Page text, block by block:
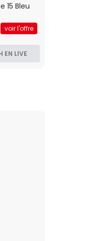
15 Bleu
voir l'offre
EN LIVE